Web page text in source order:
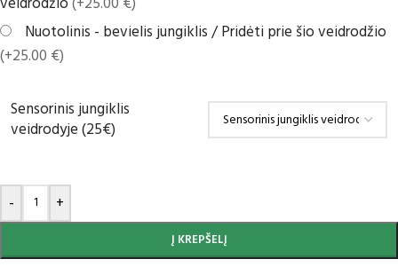
Nuotolinis - bevielis jungiklis / Pridėti prie šio veidrodžio
(+25.00 €)
Sensorinis jungiklis
veidrodyje (25€)
- +
Į KREPŠELĮ